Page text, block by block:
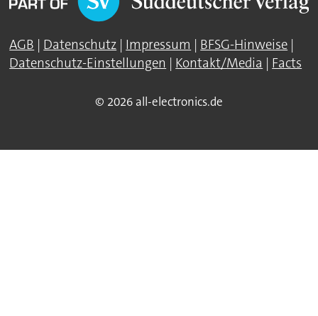
AGB | Datenschutz | Impressum | BFSG-Hinweise |
Datenschutz-Einstellungen | Kontakt/Media | Facts
© 2026 all-electronics.de